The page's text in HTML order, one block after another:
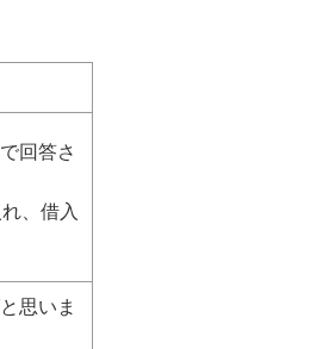
回答さ
、借入
思いま